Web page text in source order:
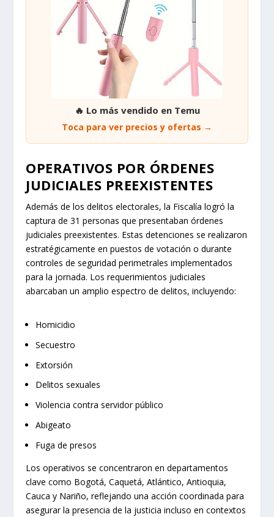
OPERATIVOS POR ÓRDENES
JUDICIALES PREEXISTENTES
Además de los delitos electorales, la Fiscalía logró la
captura de 31 personas que presentaban órdenes
judiciales preexistentes. Estas detenciones se realizaron
estratégicamente en puestos de votación o durante
controles de seguridad perimetrales implementados
abarcaban un amplio espectro de delitos, incluyendo:
Homicidio
Secuestro
Extorsión
Delitos sexuales
Violencia contra servidor público
Abigeato
Fuga de presos
clave como Bogotá, Caquetá, Atlántico, Antioquia,
de alta afluencia ciudadana.
CANTAGALLO, BOLÍVAR
Un hecho de gran relevancia ocurrió en el municipio de
Cantagallo, Bolívar, donde unidades del Ejército
Nacional incautaron 114 millones de pesos. El dinero
era transportado en una camioneta por tres personas.
Ante la magnitud de la suma, la Dirección Especializada
contra el Lavado de Activos de la Fiscalía General de la